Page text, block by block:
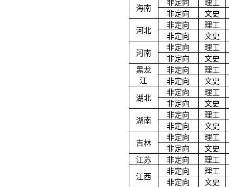
海南
非定向
理工
非定向
文史
河北
非定向
理工
非定向
文史
河南
非定向
理工
非定向
文史
黑龙
江
非定向
理工
非定向
文史
湖北
非定向
理工
非定向
文史
湖南
非定向
理工
非定向
文史
吉林
非定向
理工
非定向
文史
江苏
非定向 理工
江西
非定向
理工
非定向
文史